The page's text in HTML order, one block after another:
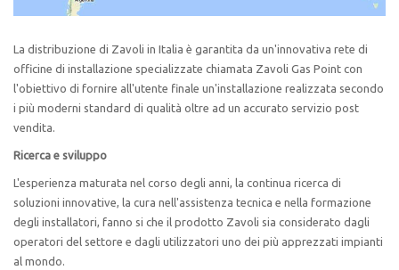
La distribuzione di Zavoli in Italia è garantita da un'innovativa rete di
officine di installazione specializzate chiamata Zavoli Gas Point con
l'obiettivo di fornire all'utente finale un'installazione realizzata secondo
i più moderni standard di qualità oltre ad un accurato servizio post
vendita.
Ricerca e sviluppo
L'esperienza maturata nel corso degli anni, la continua ricerca di
soluzioni innovative, la cura nell'assistenza tecnica e nella formazione
degli installatori, fanno si che il prodotto Zavoli sia considerato dagli
operatori del settore e dagli utilizzatori uno dei più apprezzati impianti
al mondo.